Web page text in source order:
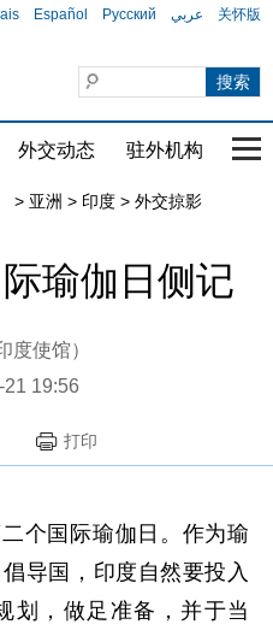
Español Русский عربي 关怀版
外交动态 驻外机构 国
> 亚洲 > 印度 > 外交掠影
瑜伽日侧记
度使馆）
19:56
打印
国际瑜伽日。作为瑜
导国，印度自然要投入
划，做足准备，并于当